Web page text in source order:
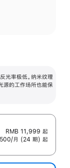
光率极低。纳米纹理
源的工作场所也能保
RMB 11,999 起
月 (24 期) 起